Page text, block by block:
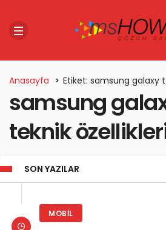
Anasayfa Etiket: samsung galaxy
samsung
teknik
SON YAZILAR
MOBIL